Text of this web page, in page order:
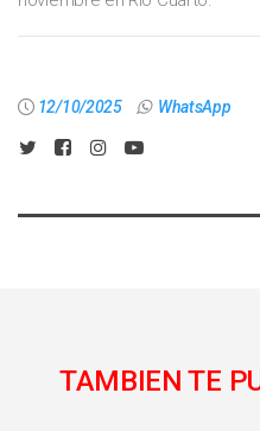
12/10/2025 WhatsApp
TAMBIEN TE